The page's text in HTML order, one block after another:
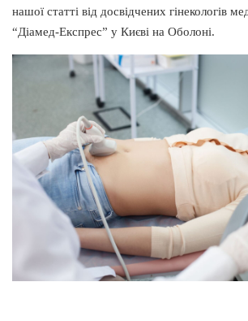
нашої статті від досвідчених гінекологів
“Діамед-Експрес” у Києві на Оболоні.